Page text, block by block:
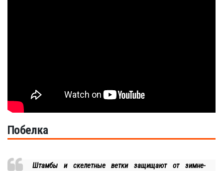
Побелка
Штамбы и скелетные ветки защищают от зимне-